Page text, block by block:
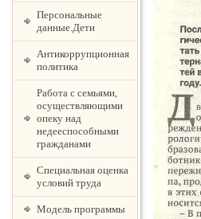
Персональные
данные.Дети
Антикоррупционная
политика
Работа с семьями,
осуществляющими
опеку над
недееспособными
гражданами
Специальная оценка
условий труда
Модель программы